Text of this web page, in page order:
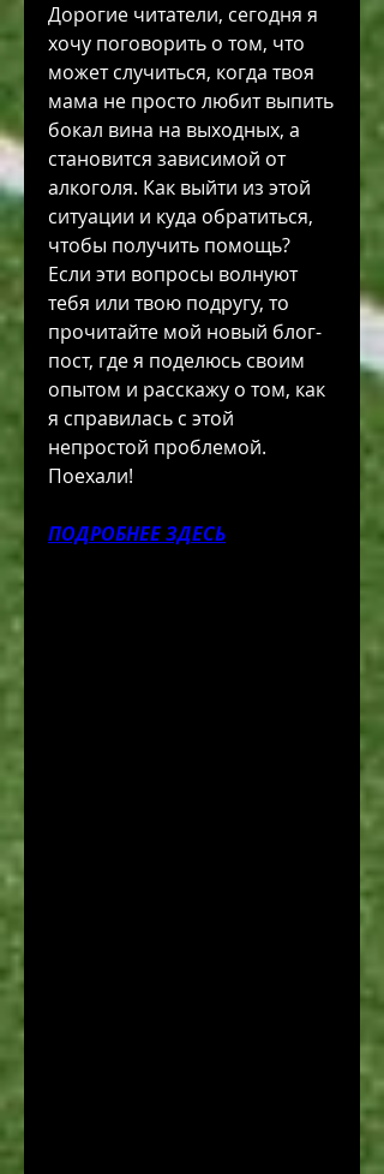
Дорогие читатели, сегодня я
хочу поговорить о том, что
может случиться, когда твоя
мама не просто любит выпить
бокал вина на выходных, а
становится зависимой от
алкоголя. Как выйти из этой
ситуации и куда обратиться,
чтобы получить помощь?
Если эти вопросы волнуют
тебя или твою подругу, то
прочитайте мой новый блог-
пост, где я поделюсь своим
опытом и расскажу о том, как
я справилась с этой
непростой проблемой.
Поехали!
ПОДРОБНЕЕ ЗДЕСЬ